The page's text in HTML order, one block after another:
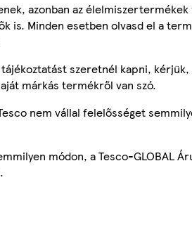
azonban az
is. Minden esetben olvasd el a
szeretnél kapni, kérjük,
márkás termékről van szó.
nem vállal felelősséget
módon, a Tesco-GLOBAL